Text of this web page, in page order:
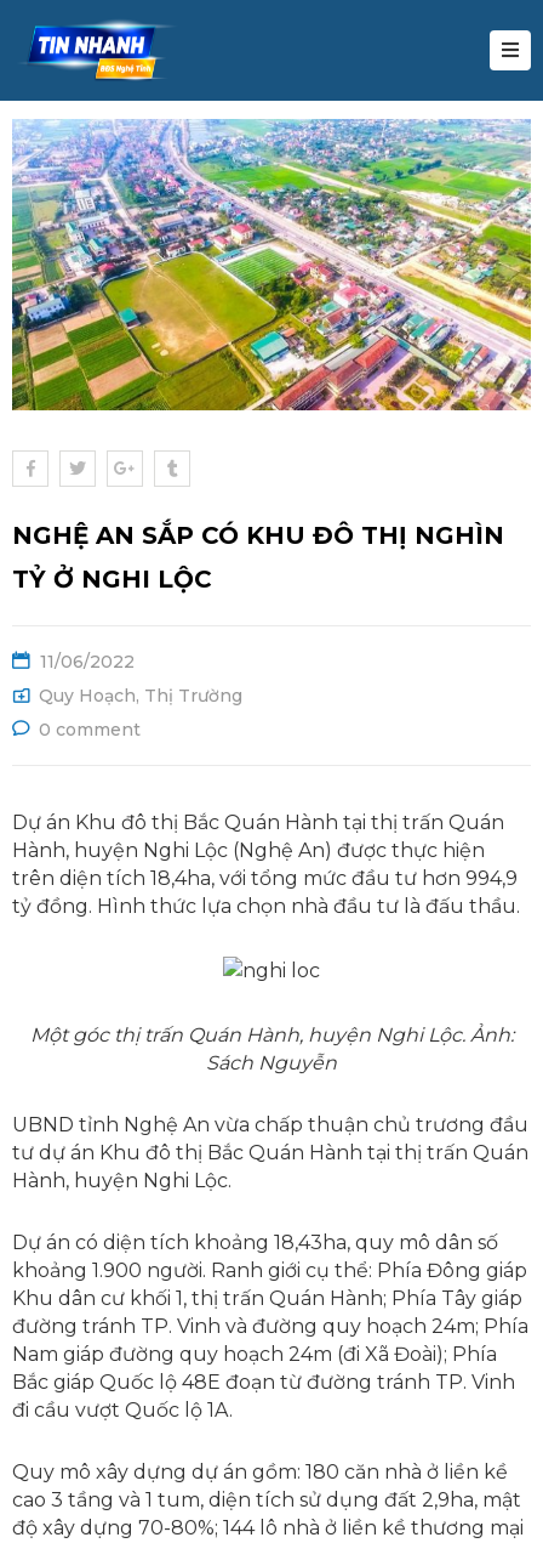
NGHỆ AN SẮP CÓ KHU ĐÔ THỊ NGHÌN
TỶ Ở NGHI LỘC
11/06/2022
Quy Hoạch, Thị Trường
0 comment
Dự án Khu đô thị Bắc Quán Hành tại thị trấn Quán
Hành, huyện Nghi Lộc (Nghệ An) được thực hiện
trên diện tích 18,4ha, với tổng mức đầu tư hơn 994,9
tỷ đồng. Hình thức lựa chọn nhà đầu tư là đấu thầu.
Một góc thị trấn Quán Hành, huyện Nghi Lộc. Ảnh:
Sách Nguyễn
UBND tỉnh Nghệ An vừa chấp thuận chủ trương đầu
tư dự án Khu đô thị Bắc Quán Hành tại thị trấn Quán
Hành, huyện Nghi Lộc.
Dự án có diện tích khoảng 18,43ha, quy mô dân số
khoảng 1.900 người. Ranh giới cụ thể: Phía Đông giáp
Khu dân cư khối 1, thị trấn Quán Hành; Phía Tây giáp
đường tránh TP. Vinh và đường quy hoạch 24m; Phía
Nam giáp đường quy hoạch 24m (đi Xã Đoài); Phía
Bắc giáp Quốc lộ 48E đoạn từ đường tránh TP. Vinh
đi cầu vượt Quốc lộ 1A.
Quy mô xây dựng dự án gồm: 180 căn nhà ở liền kề
cao 3 tầng và 1 tum, diện tích sử dụng đất 2,9ha, mật
độ xây dựng 70-80%; 144 lô nhà ở liền kề thương mại